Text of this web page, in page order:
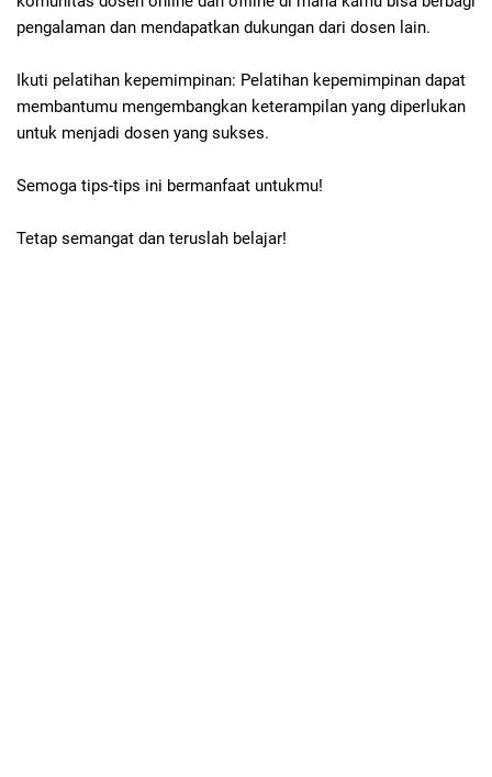
pengalaman dan mendapatkan dukungan dari dosen lain.
Ikuti pelatihan kepemimpinan: Pelatihan kepemimpinan dapat
membantumu mengembangkan keterampilan yang diperlukan
untuk menjadi dosen yang sukses.
Semoga tips-tips ini bermanfaat untukmu!
Tetap semangat dan teruslah belajar!